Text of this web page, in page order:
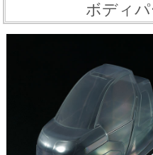
ボディ